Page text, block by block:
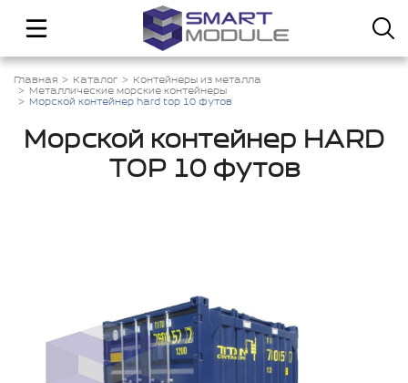
Главная Каталог
Контейнеры из металла
Металлические морские контейнеры
Морской контейнер hard top 10 футов
Морской контейнер HARD
TOP 10 футов